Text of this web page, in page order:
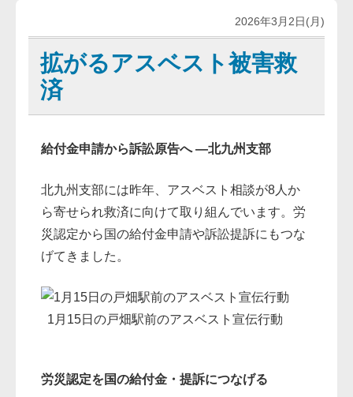
2026年3月2日(月)
拡がるアスベスト被害救
済
給付金申請から訴訟原告へ ―北九州支部
北九州支部には昨年、アスベスト相談が8人か
ら寄せられ救済に向けて取り組んでいます。労
災認定から国の給付金申請や訴訟提訴にもつな
げてきました。
1月15日の戸畑駅前のアスベスト宣伝行動
労災認定を国の給付金・提訴につなげる